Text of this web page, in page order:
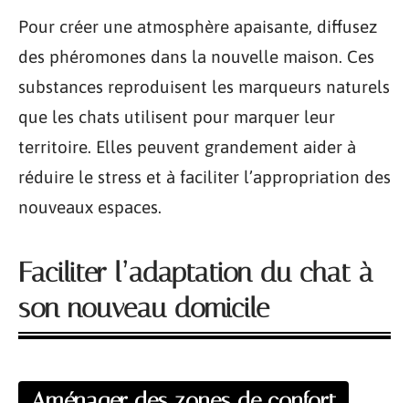
Pour créer une atmosphère apaisante, diffusez
des phéromones dans la nouvelle maison. Ces
substances reproduisent les marqueurs naturels
que les chats utilisent pour marquer leur
territoire. Elles peuvent grandement aider à
réduire le stress et à faciliter l’appropriation des
nouveaux espaces.
Faciliter l’adaptation du chat à
son nouveau domicile